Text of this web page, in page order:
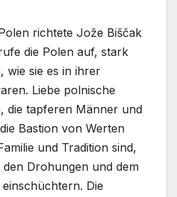
richtete Jože Biščak
die Polen auf, stark
wie sie es in ihrer
Liebe polnische
die tapferen Männer und
Bastion von Werten
und Tradition sind,
Drohungen und dem
Die